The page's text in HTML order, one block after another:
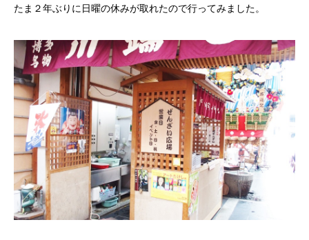
たま２年ぶりに日曜の休みが取れたので行ってみました。